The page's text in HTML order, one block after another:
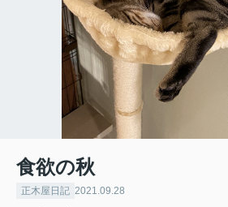
食欲の秋
正木屋日記 2021.09.28